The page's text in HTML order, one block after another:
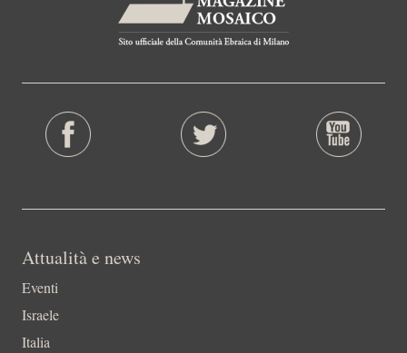
Attualità e news
Eventi
Israele
Italia